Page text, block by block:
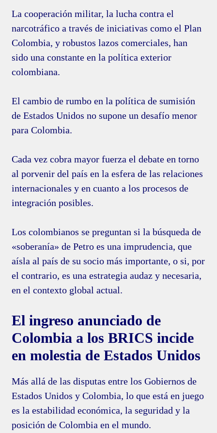
La cooperación militar, la lucha contra el
narcotráfico a través de iniciativas como el Plan
Colombia, y robustos lazos comerciales, han
sido una constante en la política exterior
colombiana.
El cambio de rumbo en la política de sumisión
de Estados Unidos no supone un desafío menor
para Colombia.
Cada vez cobra mayor fuerza el debate en torno
al porvenir del país en la esfera de las relaciones
internacionales y en cuanto a los procesos de
integración posibles.
Los colombianos se preguntan si la búsqueda de
«soberanía» de Petro es una imprudencia, que
aísla al país de su socio más importante, o si, por
el contrario, es una estrategia audaz y necesaria,
en el contexto global actual.
El ingreso anunciado de
Colombia a los BRICS incide
en molestia de Estados Unidos
Más allá de las disputas entre los Gobiernos de
Estados Unidos y Colombia, lo que está en juego
es la estabilidad económica, la seguridad y la
posición de Colombia en el mundo.